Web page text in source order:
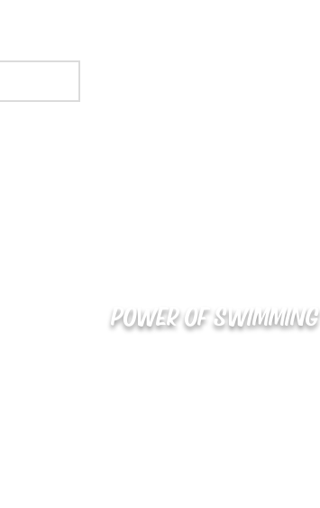
POWER OF SWIMMING